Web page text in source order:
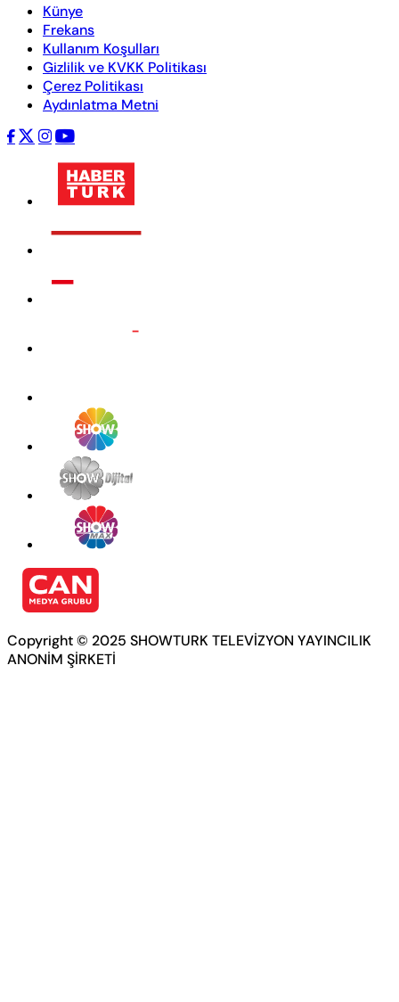
Künye
Frekans
Kullanım Koşulları
Gizlilik ve KVKK Politikası
Çerez Politikası
Aydınlatma Metni
Copyright © 2025 SHOWTURK TELEVİZYON YAYINCILIK
ANONİM ŞİRKETİ